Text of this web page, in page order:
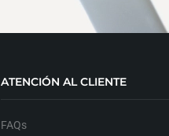
ATENCIÓN AL CLIENTE
FAQs